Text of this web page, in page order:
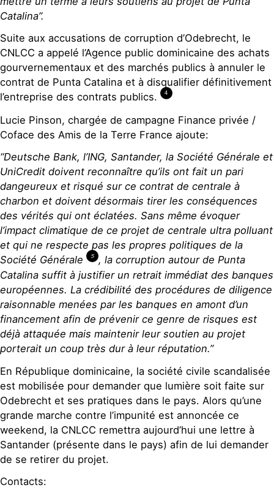
Catalina”.
Suite aux accusations de corruption d’Odebrecht, le
CNLCC a appelé l’Agence public dominicaine des achats
gourvernementaux et des marchés publics à annuler le
contrat de Punta Catalina et à disqualifier définitivement
l’entreprise des contrats publics.
4
Lucie Pinson, chargée de campagne Finance privée /
Coface des Amis de la Terre France ajoute:
“Deutsche Bank, l’ING, Santander, la Société Générale et
UniCredit doivent reconnaître qu’ils ont fait un pari
dangeureux et risqué sur ce contrat de centrale à
charbon et doivent désormais tirer les conséquences
des vérités qui ont éclatées. Sans même évoquer
l’impact climatique de ce projet de centrale ultra polluant
et qui ne respecte pas les propres politiques de la
Société Générale
5
, la corruption autour de Punta
Catalina suffit à justifier un retrait immédiat des banques
européennes. La crédibilité des procédures de diligence
raisonnable menées par les banques en amont d’un
financement afin de prévenir ce genre de risques est
déjà attaquée mais maintenir leur soutien au projet
porterait un coup très dur à leur réputation.”
En République dominicaine, la société civile scandalisée
est mobilisée pour demander que lumière soit faite sur
Odebrecht et ses pratiques dans le pays. Alors qu’une
grande marche contre l’impunité est annoncée ce
weekend, la CNLCC remettra aujourd’hui une lettre à
Santander (présente dans le pays) afin de lui demander
de se retirer du projet.
Contacts: